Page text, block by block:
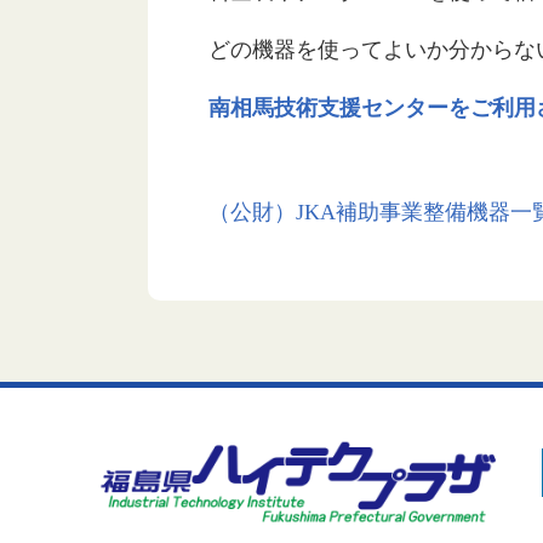
どの機器を使ってよいか分から
南相馬技術支援センターをご利
（公財）JKA補助事業整備機器一